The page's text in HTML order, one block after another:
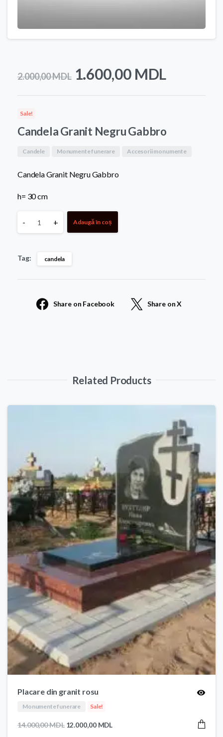
2.000,00MDL Prețul
inițial
fost:
2.000,00 MDL.
1.600,00 MDL
curent
Sale!
Candela Granit Negru Gabbro
Candele Monumente funerare Accesorii monumente
Candela Granit Negru Gabbro
h= 30 cm
Candela
Negru
quantity
- + Adaugă în coș
Tag: candela
Share on Facebook Share on X
Related Products
Placare din granit rosu
Monumente funerare Sale!
14.000,00MDL Prețul
12.000,00 MDL